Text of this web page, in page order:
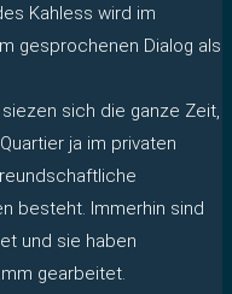
Kahless wird im
gesprochenen Dialog als
siezen sich die ganze Zeit,
ja im privaten
besteht. Immerhin sind
und sie haben
gearbeitet.